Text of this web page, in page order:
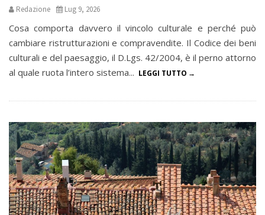
Redazione Lug 9, 2026
Cosa comporta davvero il vincolo culturale e perché può
cambiare ristrutturazioni e compravendite. Il Codice dei beni
culturali e del paesaggio, il D.Lgs. 42/2004, è il perno attorno
al quale ruota l’intero sistema... LEGGI TUTTO